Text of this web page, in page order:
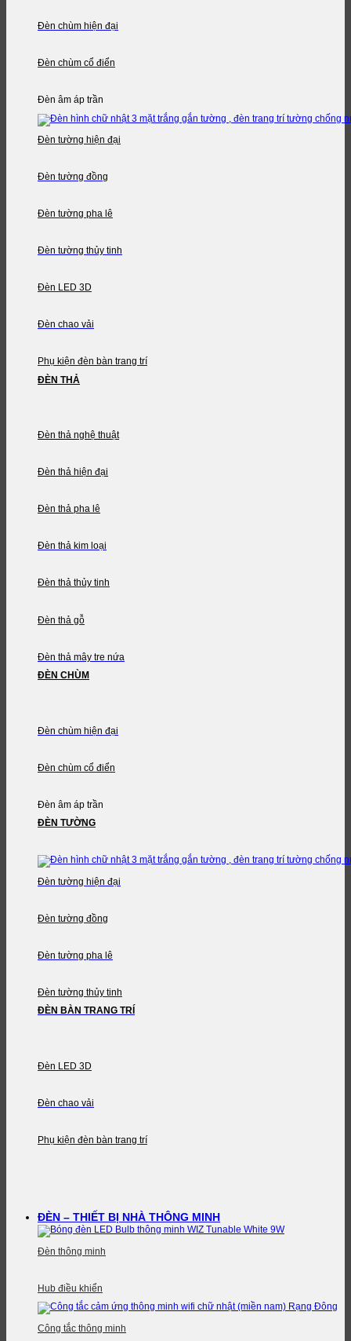
Đèn chùm hiện đại
Đèn chùm cổ điển
Đèn âm áp trần
Đèn tường hiện đại
Đèn tường đồng
Đèn tường pha lê
Đèn tường thủy tinh
Đèn LED 3D
Đèn chao vải
Phụ kiện đèn bàn trang trí
ĐÈN THẢ
Đèn thả nghệ thuật
Đèn thả hiện đại
Đèn thả pha lê
Đèn thả kim loại
Đèn thả thủy tinh
Đèn thả gỗ
Đèn thả mây tre nứa
ĐÈN CHÙM
Đèn chùm hiện đại
Đèn chùm cổ điển
Đèn âm áp trần
ĐÈN TƯỜNG
Đèn tường hiện đại
Đèn tường đồng
Đèn tường pha lê
Đèn tường thủy tinh
ĐÈN BÀN TRANG TRÍ
Đèn LED 3D
Đèn chao vải
Phụ kiện đèn bàn trang trí
ĐÈN – THIẾT BỊ NHÀ THÔNG MINH
Đèn thông minh
Hub điều khiển
Công tắc thông minh